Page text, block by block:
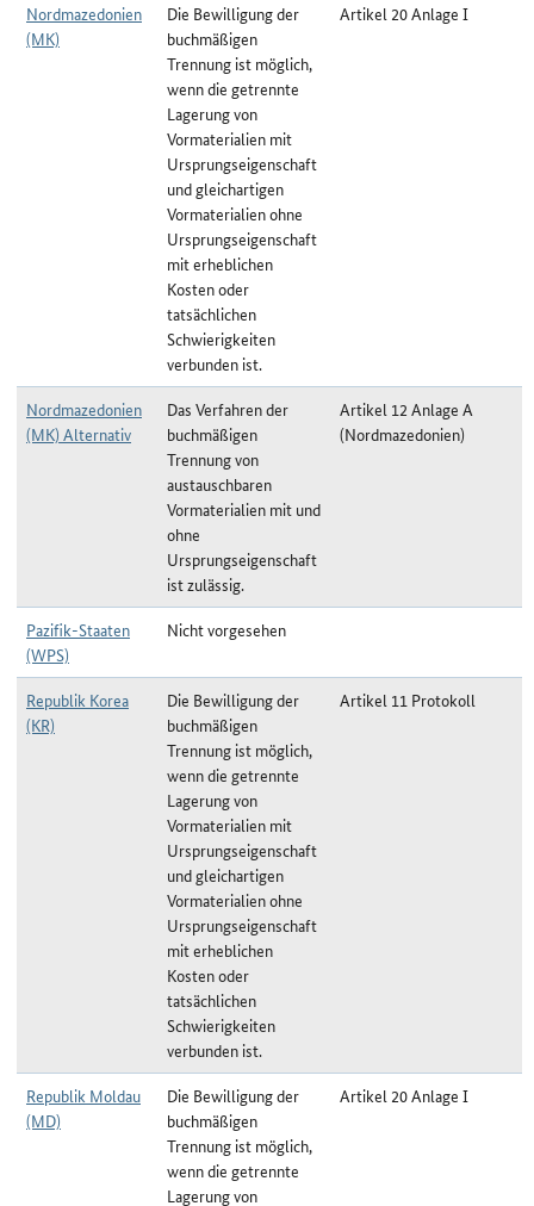
Nordmazedonien
(MK)
Die Bewilligung der
buchmäßigen
Trennung ist möglich,
wenn die getrennte
Lagerung von
Vormaterialien mit
Ursprungseigenschaft
und gleichartigen
Vormaterialien ohne
Ursprungseigenschaft
mit erheblichen
Kosten oder
tatsächlichen
Schwierigkeiten
verbunden ist.
Artikel 20 Anlage I
Nordmazedonien
(MK) Alternativ
Das Verfahren der
buchmäßigen
Trennung von
austauschbaren
Vormaterialien mit und
ohne
Ursprungseigenschaft
ist zulässig.
Artikel 12 Anlage A
(Nordmazedonien)
Pazifik-Staaten
(WPS)
Nicht vorgesehen
Republik Korea
(KR)
Die Bewilligung der
buchmäßigen
Trennung ist möglich,
wenn die getrennte
Lagerung von
Vormaterialien mit
Ursprungseigenschaft
und gleichartigen
Vormaterialien ohne
Ursprungseigenschaft
mit erheblichen
Kosten oder
tatsächlichen
Schwierigkeiten
verbunden ist.
Artikel 11 Protokoll
Republik Moldau
(MD)
Die Bewilligung der
buchmäßigen
Trennung ist möglich,
wenn die getrennte
Lagerung von
Artikel 20 Anlage I